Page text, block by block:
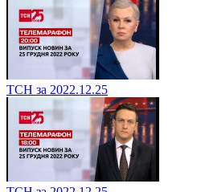
ТСН за 2022.12.25